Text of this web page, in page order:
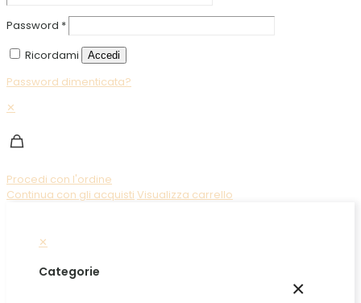
Password *
Ricordami
Accedi
Password dimenticata?
✕
Procedi con l'ordine
Continua con gli acquisti Visualizza carrello
✕
×
Categorie